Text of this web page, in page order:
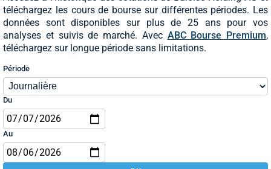
téléchargez les cours de bourse sur différentes périodes. Les
données sont disponibles sur plus de 25 ans pour vos
analyses et suivis de marché. Avec ABC Bourse Premium,
téléchargez sur longue période sans limitations.
Période
Du
Au